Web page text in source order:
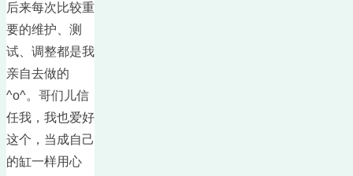
后来每次比较重
要的维护、测
试、调整都是我
亲自去做的
^o^。哥们儿信
任我，我也爱好
这个，当成自己
的缸一样用心